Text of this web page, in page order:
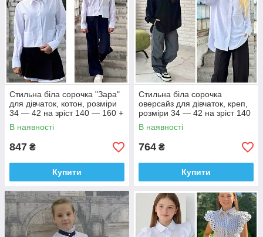
Стильна біла сорочка "Зара"
для дівчаток, котон, розміри
34 — 42 на зріст 140 — 160 +
Відеообзор!
В наявності
847 ₴
Купити
Стильна біла сорочка
оверсайз для дівчаток, креп,
розміри 34 — 42 на зріст 140
— 160 + Відеоогляд!
В наявності
764 ₴
Купити